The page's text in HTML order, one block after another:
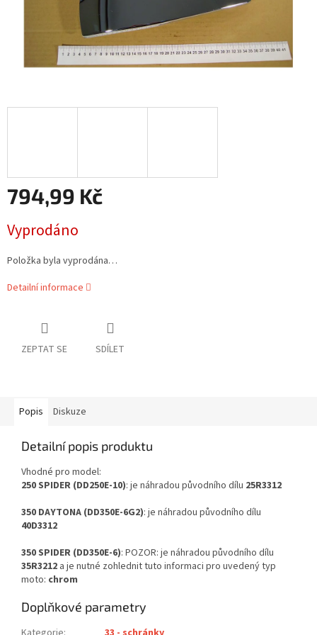
794,99 Kč
cena:
Vyprodáno
Položka byla vyprodána…
Detailní informace
ZEPTAT SE SDÍLET
Popis Diskuze
Detailní popis produktu
Vhodné pro model:
250 SPIDER (DD250E-10): je náhradou původního dílu 25R3312
350 DAYTONA (DD350E-6G2): je náhradou původního dílu
40D3312
350 SPIDER (DD350E-6): POZOR: je náhradou původního dílu
35R3212 a je nutné zohlednit tuto informaci pro uvedený typ
moto: chrom
Doplňkové parametry